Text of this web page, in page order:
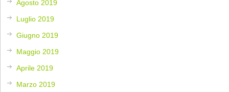
Agosto 2019
Luglio 2019
Giugno 2019
Maggio 2019
Aprile 2019
Marzo 2019